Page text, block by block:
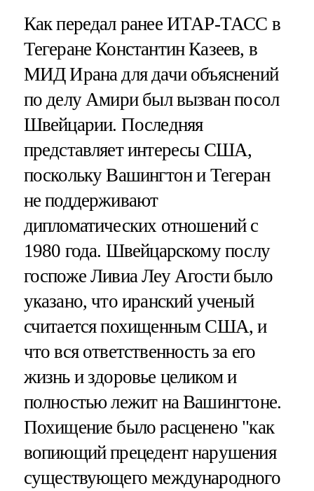
Как передал ранее ИТАР-ТАСС в
Тегеране Константин Казеев, в
МИД Ирана для дачи объяснений
по делу Амири был вызван посол
Швейцарии. Последняя
представляет интересы США,
поскольку Вашингтон и Тегеран
не поддерживают
дипломатических отношений с
1980 года. Швейцарскому послу
госпоже Ливиа Леу Агости было
указано, что иранский ученый
считается похищенным США, и
что вся ответственность за его
жизнь и здоровье целиком и
полностью лежит на Вашингтоне.
Похищение было расценено "как
вопиющий прецедент нарушения
существующего международного